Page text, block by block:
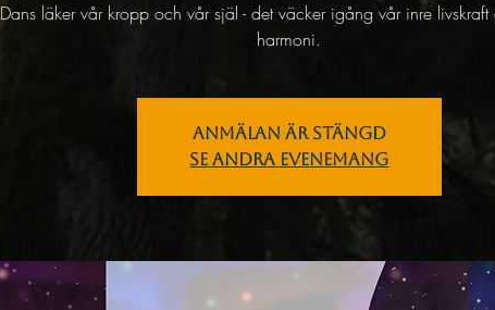
Dans läker vår kropp och vår själ - det väcker igång vår inre
harmoni.
Anmälan är stängd
Se andra evenemang